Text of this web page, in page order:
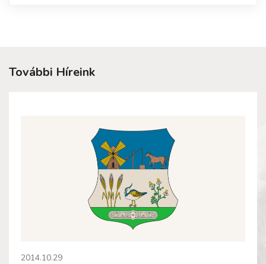
További Híreink
2014.10.29